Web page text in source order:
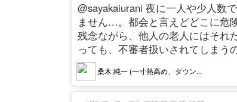
@sayakaiurani 夜に一人や少人数
ません…。都会と言えどどこに危
残念ながら、他人の老人にはそ
っても、不審者扱いされてしまう
桑木 純一 (一寸熱高め、ダウン...